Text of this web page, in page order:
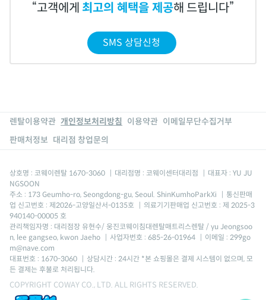
고객에게 최고의 혜택을 제공해 드립니다
SMS 상담신청
렌탈이용약관 개인정보처리방침 이용약관 이메일무단수집거부
판매처정보 대리점 창업문의
상호명 : 코웨이렌탈 1670-3060 대리점명 : 코웨이센터대리점
대표자 : YU JU
NGSOON
주소 : 173 Geumho-ro, Seongdong-gu, Seoul. ShinKumhoParkXi
통신판매
업 신고번호 : 제2026-고양일산서-0135호
의료기기판매업 신고번호 : 제 2025-3
940140-00005 호
관리책임자명 : 대리점장 유현수/ 웅진코웨이침대렌탈매트리스렌탈 / yu Jeongsoo
n, lee gangseo, kwon Jaeho
사업자번호 : 685-26-01964
이메일 : 299go
m@nave.com
대표번호 : 1670-3060
상담시간 : 24시간 *본 쇼핑몰은 결제 시스템이 없으며, 모
든 결제는 후불로 처리됩니다.
COPYRIGHT COWAY CO., LTD. ALL RIGHTS RESERVED.